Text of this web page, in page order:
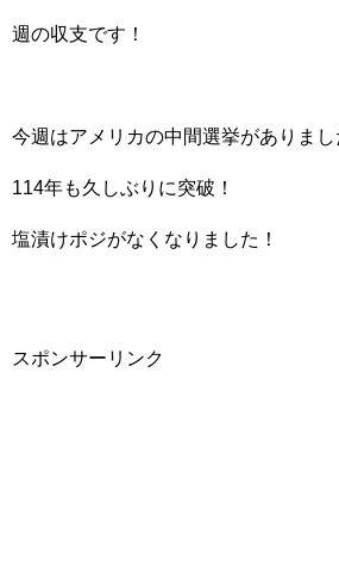
週の収支です！
今週はアメリカの中間選挙がありまし
114年も久しぶりに突破！
塩漬けポジがなくなりました！
スポンサーリンク